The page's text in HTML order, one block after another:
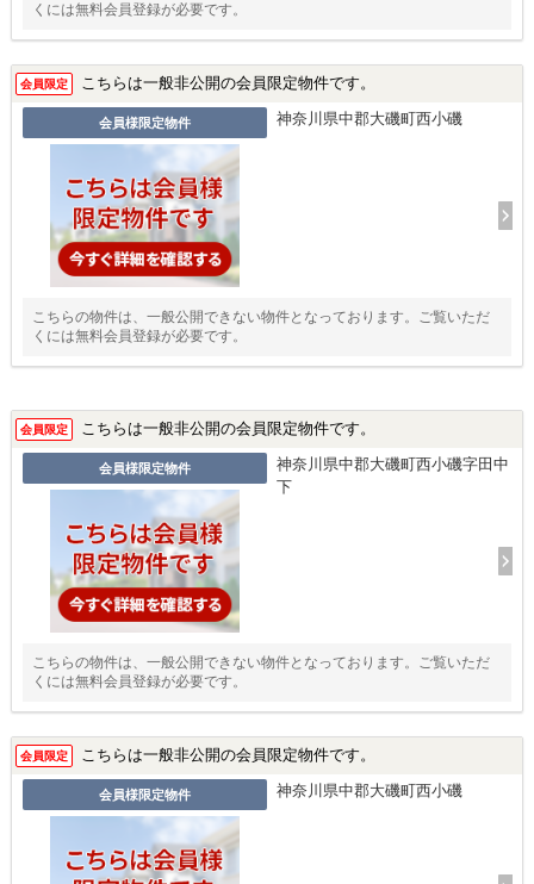
くには無料会員登録が必要です。
会員限定 こちらは一般非公開の会員限定物件です。
会員様限定物件 神奈川県中郡大磯町西小磯
こちらの物件は、一般公開できない物件となっております。ご覧いただ
くには無料会員登録が必要です。
会員限定 こちらは一般非公開の会員限定物件です。
会員様限定物件
神奈川県中郡大磯町西小磯字田中
下
こちらの物件は、一般公開できない物件となっております。ご覧いただ
くには無料会員登録が必要です。
会員限定 こちらは一般非公開の会員限定物件です。
会員様限定物件 神奈川県中郡大磯町西小磯